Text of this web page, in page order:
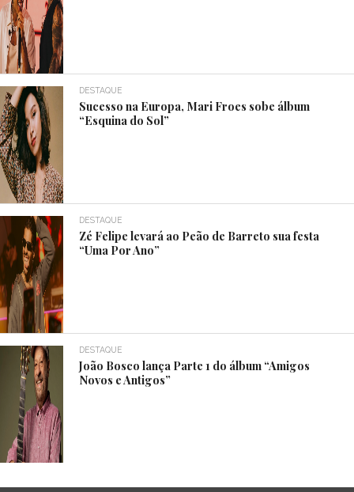
DESTAQUE
Sucesso na Europa, Mari Froes sobe álbum
“Esquina do Sol”
DESTAQUE
Zé Felipe levará ao Peão de Barreto sua festa
“Uma Por Ano”
DESTAQUE
João Bosco lança Parte 1 do álbum “Amigos
Novos e Antigos”